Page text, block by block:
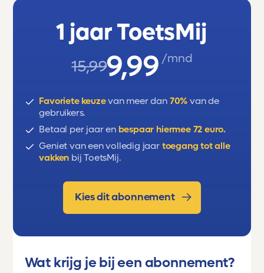
1 jaar ToetsMij
15,999,99 /mnd
Favoriete keuzevan meer dan 70% van de
gebruikers.
Betaal per jaar en bespaar hiermee 72 euro.
Geniet van een volledig jaar toegang tot alle
vakken bij ToetsMij.
Kies dit abonnement
Wat krijg je bij een abonnement?